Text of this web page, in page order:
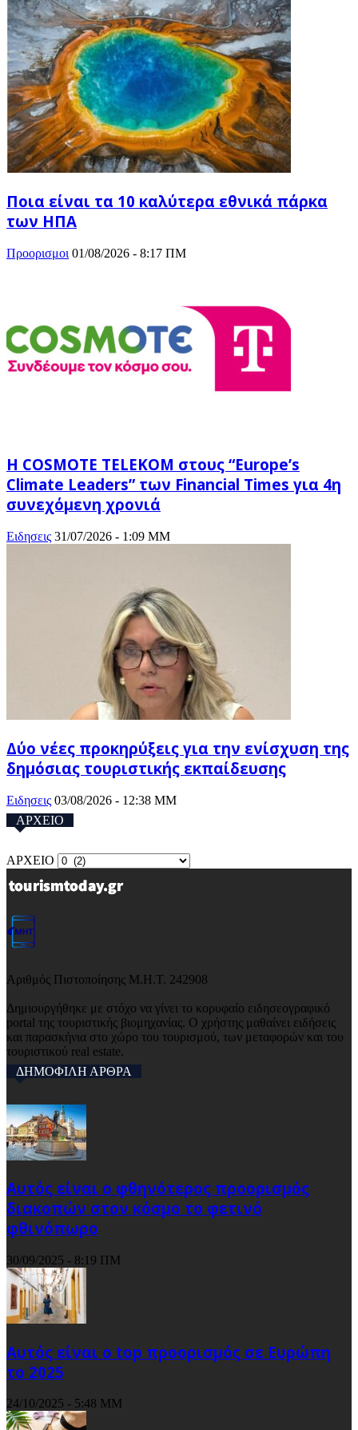
Ποια είναι τα 10 καλύτερα εθνικά πάρκα
των ΗΠΑ
Προορισμοι 01/08/2026 - 8:17 ΠΜ
Η COSMOTE TELEKOM στους “Europe’s
Climate Leaders” των Financial Times για 4η
συνεχόμενη χρονιά
Ειδησεις 31/07/2026 - 1:09 ΜΜ
Δύο νέες προκηρύξεις για την ενίσχυση της
δημόσιας τουριστικής εκπαίδευσης
Ειδησεις 03/08/2026 - 12:38 ΜΜ
ΑΡΧΕΙΟ
ΑΡΧΕΙΟ
Αριθμός Πιστοποίησης Μ.Η.Τ. 242908
Δημιουργήθηκε με στόχο να γίνει το κορυφαίο ειδησεογραφικό
portal της τουριστικής βιομηχανίας. Ο χρήστης μαθαίνει ειδήσεις
και παρασκήνια στο χώρο του τουρισμού, των μεταφορών και του
τουριστικού real estate.
ΔΗΜΟΦΙΛΗ ΑΡΘΡΑ
Αυτός είναι ο φθηνότερος προορισμός
διακοπών στον κόσμο το φετινό
φθινόπωρο
30/09/2025 - 8:19 ΠΜ
Αυτός είναι ο top προορισμός σε Ευρώπη
το 2025
24/10/2025 - 5:48 ΜΜ